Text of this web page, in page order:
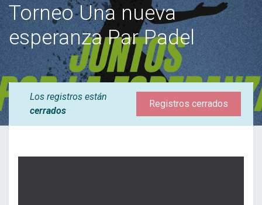
Torneo Una nueva
esperanza Par Padel
Los registros están
cerrados
Registros cerrados